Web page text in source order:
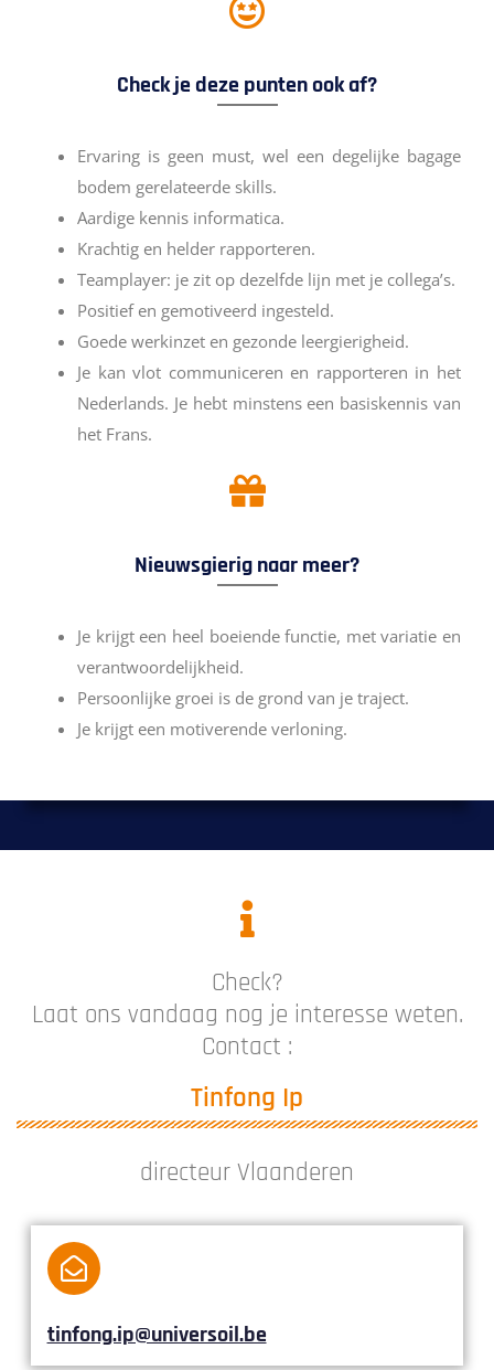
Check je deze punten ook af?
Ervaring is geen must, wel een degelijke bagage
bodem gerelateerde skills.
Aardige kennis informatica.
Krachtig en helder rapporteren.
Teamplayer: je zit op dezelfde lijn met je collega’s.
Positief en gemotiveerd ingesteld.
Goede werkinzet en gezonde leergierigheid.
Je kan vlot communiceren en rapporteren in het
Nederlands. Je hebt minstens een basiskennis van
het Frans.
Nieuwsgierig naar meer?
Je krijgt een heel boeiende functie, met variatie en
verantwoordelijkheid.
Persoonlijke groei is de grond van je traject.
Je krijgt een motiverende verloning.
Check?
Laat ons vandaag nog je interesse weten.
Contact :
Tinfong Ip
directeur Vlaanderen
tinfong.ip@universoil.be